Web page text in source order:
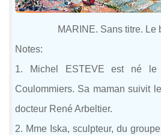
MARINE. Sans titre. Le
Notes:
1. Michel ESTEVE est né
Coulommiers. Sa maman suivit
docteur René Arbeltier.
2. Mme Iska, sculpteur, du